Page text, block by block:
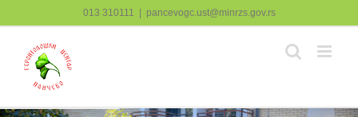
013 310111 pancevogc.ust@minrzs.gov.rs